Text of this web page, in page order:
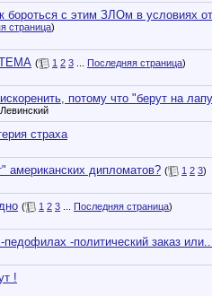
с этим ЗЛОм в условиях
страница)
( 1 2 3 Последняя страница)
потому что "берут на
страха
американских дипломатов? ( 1 2 3)
( 1 2 3 Последняя страница)
педофилах -политический заказ
!